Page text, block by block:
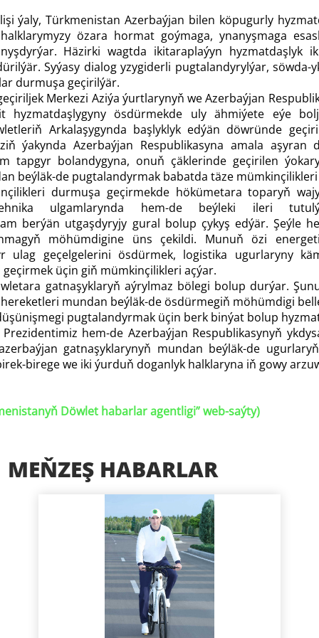
ýaly, Türkmenistan Azerbaýjan bilen köpugurly
özara hormat goýmaga, ynanyşmaga
Häzirki wagtda ikitaraplaýyn hyzmatdaşlyk
Syýasy dialog yzygiderli pugtalandyrylýar, söwda-
durmuşa geçirilýär.
Merkezi Aziýa ýurtlarynyň we Azerbaýjan
hyzmatdaşlygyny ösdürmekde uly ähmiýete eýe
Arkalaşygynda başlyklyk edýän döwründe
ýakynda Azerbaýjan Respublikasyna amala aşyran
tapgyr bolandygyna, onuň çäklerinde geçirilen
beýläk-de pugtalandyrmak babatda täze
durmuşa geçirmekde hökümetara toparyň
ulgamlarynda hem-de beýleki ileri
berýän utgaşdyryjy gural bolup çykyş edýär. Şeýle
möhümdigine üns çekildi. Munuň özi
ulag geçelgelerini ösdürmek, logistika ugurlaryny
üçin giň mümkinçilikleri açýar.
gatnaşyklaryň aýrylmaz bölegi bolup durýar.
mundan beýläk-de ösdürmegiň möhümdigi
pugtalandyrmak üçin berk binýat bolup
hem-de Azerbaýjan Respublikasynyň
gatnaşyklarynyň mundan beýläk-de
birege we iki ýurduň doganlyk halklaryna iň gowy
Döwlet habarlar agentligi” web-saýty)
MEŇZEŞ HABARLAR